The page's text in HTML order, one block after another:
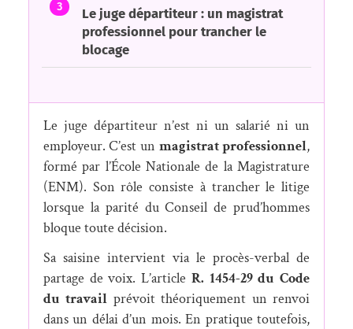
3
Le juge départiteur : un magistrat
professionnel pour trancher le
blocage
Le juge départiteur n’est ni un salarié ni un
employeur. C’est un magistrat professionnel,
formé par l’École Nationale de la Magistrature
(ENM). Son rôle consiste à trancher le litige
lorsque la parité du Conseil de prud’hommes
bloque toute décision.
Sa saisine intervient via le procès-verbal de
partage de voix. L’article R. 1454-29 du Code
du travail prévoit théoriquement un renvoi
dans un délai d’un mois. En pratique toutefois,